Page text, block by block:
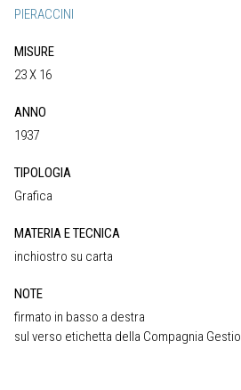
PIERACCINI
MISURE
23 X 16
ANNO
1937
TIPOLOGIA
Grafica
MATERIA E TECNICA
inchiostro su carta
NOTE
firmato in basso a destra
sul verso etichetta della Compagnia